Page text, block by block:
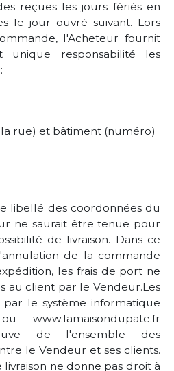
reçues les jours fériés en
le jour ouvré suivant. Lors
l'Acheteur fournit
responsabilité les
rue) et bâtiment (numéro)
libellé des coordonnées du
ne saurait être tenue pour
de livraison. Dans ce
de la commande
les frais de port ne
au client par le Vendeur.Les
par le système informatique
www.lamaisondupate.fr
de l'ensemble des
le Vendeur et ses clients.
ne donne pas droit à